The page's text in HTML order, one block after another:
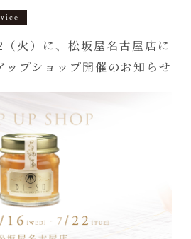
火）に、松坂屋名古屋店に
ップショップ開催のお知らせ